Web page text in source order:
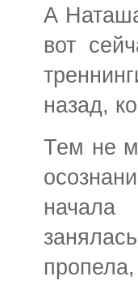
А
вот
назад,
Тем не
начала